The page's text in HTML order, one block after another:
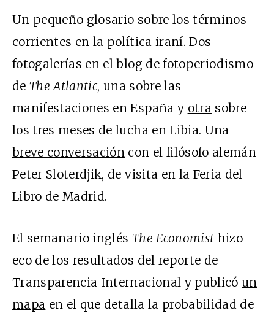
Un pequeño glosario sobre los términos
corrientes en la política iraní. Dos
fotogalerías en el blog de fotoperiodismo
deThe Atlantic, unasobre las
manifestaciones en España y otrasobre
los tres meses de lucha en Libia. Una
breve conversación con el filósofo alemán
Peter Sloterdjik, de visita en la Feria del
Libro de Madrid.
El semanario inglés The Economist hizo
eco de los resultados del reporte de
Transparencia Internacional y publicó un
mapa en el que detalla la probabilidad de